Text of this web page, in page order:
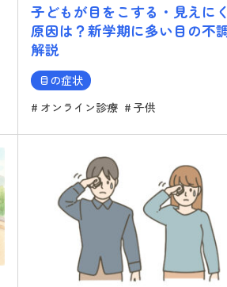
子どもが目をこする・見えに
原因は？新学期に多い目の不
解説
目の症状
オンライン診療
子供